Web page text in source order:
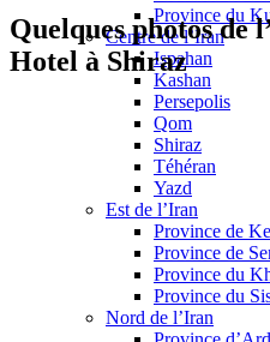
Province du
Centre de l’Iran
Ispahan
Kashan
Persepolis
Qom
Shiraz
Téhéran
Yazd
Est de l’Iran
Province de
Province de
Province du
Province du
Nord de l’Iran
Quelques photos de
Hotel à Shiraz